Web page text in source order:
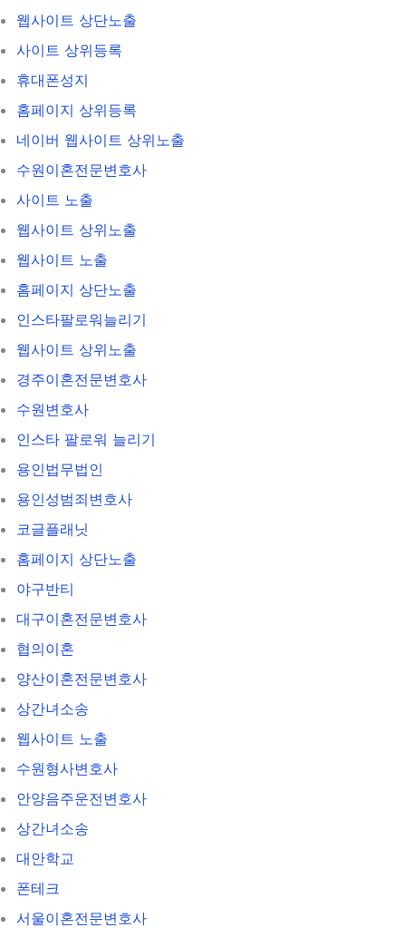
웹사이트 상단노출
사이트 상위등록
휴대폰성지
홈페이지 상위등록
네이버 웹사이트 상위노출
수원이혼전문변호사
사이트 노출
웹사이트 상위노출
웹사이트 노출
홈페이지 상단노출
인스타팔로워늘리기
웹사이트 상위노출
경주이혼전문변호사
수원변호사
인스타 팔로워 늘리기
용인법무법인
용인성범죄변호사
코글플래닛
홈페이지 상단노출
야구반티
대구이혼전문변호사
협의이혼
양산이혼전문변호사
상간녀소송
웹사이트 노출
수원형사변호사
안양음주운전변호사
상간녀소송
대안학교
폰테크
서울이혼전문변호사